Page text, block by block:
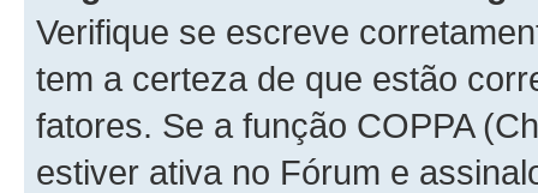
Verifique se escreve
tem a certeza de que estão
fatores. Se a função COPPA
estiver ativa no Fórum e